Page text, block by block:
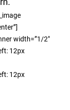
width=”1/2″
12px
12px